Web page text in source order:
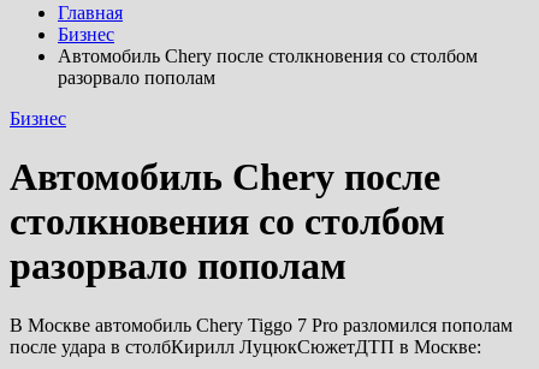
Главная
Бизнес
Автомобиль Chery после столкновения со столбом
разорвало пополам
Бизнес
Автомобиль Chery после
столкновения со столбом
разорвало пополам
В Москве автомобиль Chery Tiggo 7 Pro разломился пополам
после удара в столбКирилл ЛуцюкСюжетДТП в Москве: